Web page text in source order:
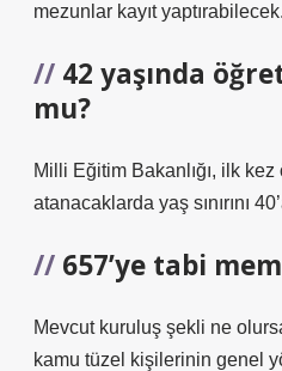
mezunlar kayıt yaptırabilecek.
42 yaşında
mu?
Milli Eğitim Bakanlığı, ilk
atanacaklarda yaş sınırını
657’ye tabi
Mevcut kuruluş şekli ne
kamu tüzel kişilerinin genel